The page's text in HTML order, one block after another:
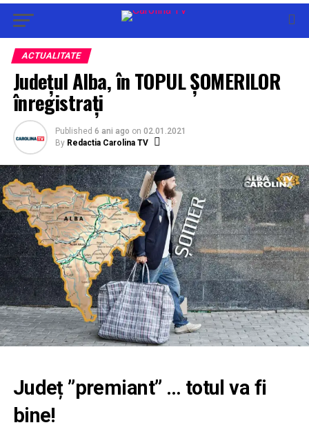
ACTUALITATE
Județul Alba, în TOPUL ȘOMERILOR
înregistraţi
Published 6 ani ago on 02.01.2021
By Redactia Carolina TV
Județ ”premiant” … totul va fi
bine!